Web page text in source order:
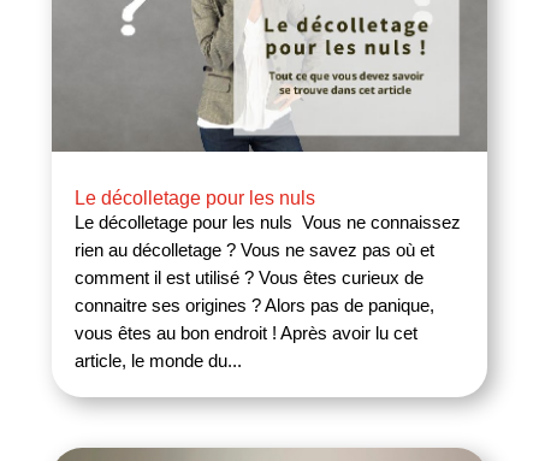
Le décolletage pour les nuls
Le décolletage pour les nuls Vous ne connaissez
rien au décolletage ? Vous ne savez pas où et
comment il est utilisé ? Vous êtes curieux de
connaitre ses origines ? Alors pas de panique,
vous êtes au bon endroit ! Après avoir lu cet
article, le monde du...